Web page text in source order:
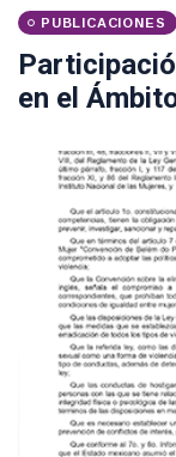
PUBLICACIONES
en el